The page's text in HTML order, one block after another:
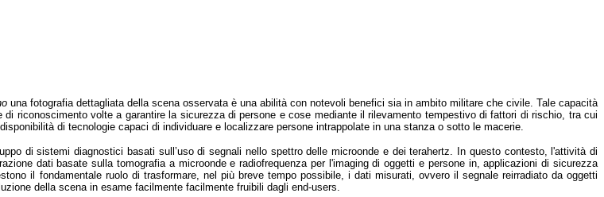
una fotografia dettagliata della scena osservata è una abilità con notevoli benefici sia in ambito militare che civile. Tale capacità
riconoscimento volte a garantire la sicurezza di persone e cose mediante il rilevamento tempestivo di fattori di rischio, tra cui
di tecnologie capaci di individuare e localizzare persone intrappolate in una stanza o sotto le macerie.
di sistemi diagnostici basati sull’uso di segnali nello spettro delle microonde e dei terahertz. In questo contesto, l'attività di
dati basate sulla tomografia a microonde e radiofrequenza per l'imaging di oggetti e persone in, applicazioni di sicurezza
il fondamentale ruolo di trasformare, nel più breve tempo possibile, i dati misurati, ovvero il segnale reirradiato da oggetti
della scena in esame facilmente facilmente fruibili dagli end-users.